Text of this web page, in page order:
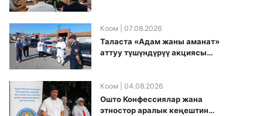
Коом | 07.08.2026
Таласта «Адам жаны аманат»
аттуу түшүндүрүү акциясы
Коом | 04.08.2026
Ошто Конфессиялар жана
этностор аралык кеңештин